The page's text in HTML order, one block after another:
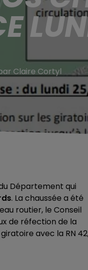
Claire Cortyl
Département qui
. La chaussée a été
routier, le Conseil
de réfection de la
avec la RN